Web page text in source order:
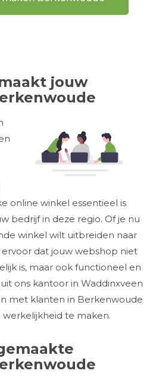
jouw
online winkel essentieel is
bedrijf in deze regio. Of je nu
winkel wilt uitbreiden naar
dat jouw webshop niet
is, maar ook functioneel en
ons kantoor in Waddinxveen
met klanten in Berkenwoude
te maken.